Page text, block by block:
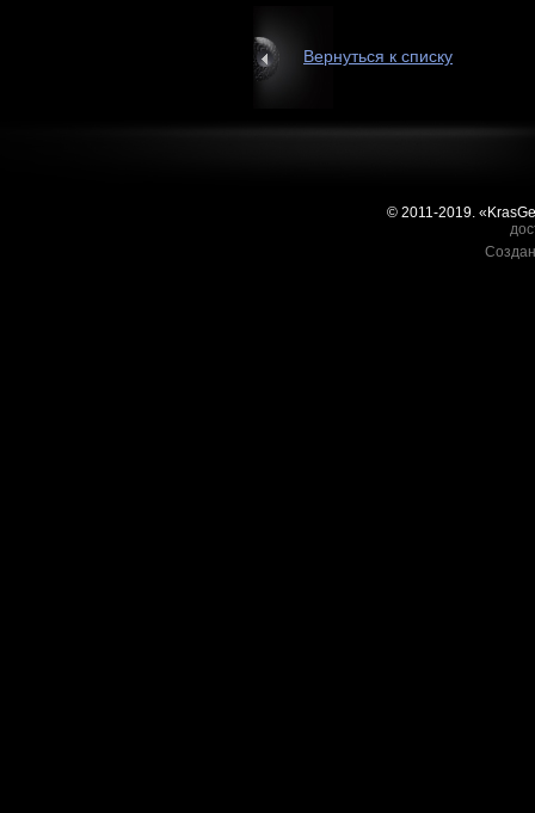
Вернуться к списку
© 2011-2019.